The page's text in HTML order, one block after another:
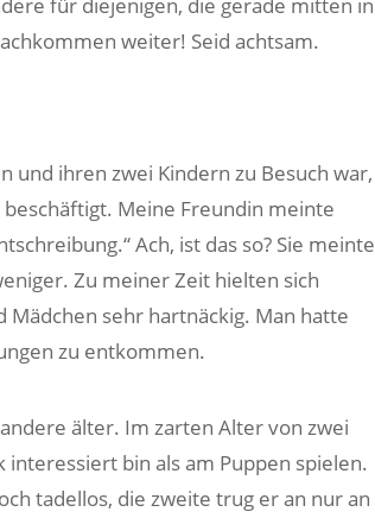
weiter! Seid achtsam.
und ihren zwei Kindern zu Besuch war,
Meine Freundin meinte
Ach, ist das so? Sie meinte
Zu meiner Zeit hielten sich
Mädchen sehr hartnäckig. Man hatte
zu entkommen.
älter. Im zarten Alter von zwei
interessiert bin als am Puppen spielen.
tadellos, die zweite trug er an nur an